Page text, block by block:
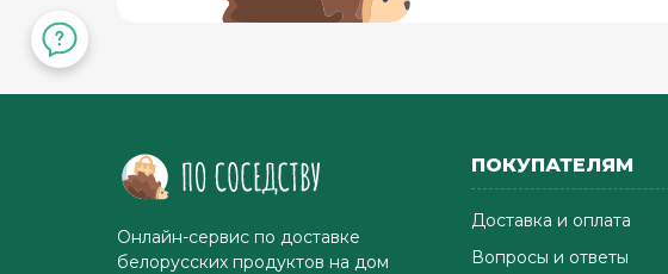
Онлайн-сервис по доставке
белорусских продуктов на дом
ПОКУПАТЕЛЯМ
Доставка и оплата
Вопросы и ответы